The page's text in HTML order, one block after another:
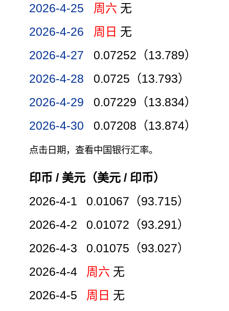
2026-4-25 周六 无
2026-4-26
周日 无
2026-4-27
0.07252（13.789）
2026-4-28
0.0725（13.793）
2026-4-29
0.07229（13.834）
2026-4-30
0.07208（13.874）
点击日期，查看中国银行汇率。
印币 / 美元（美元 / 印币）
2026-4-1 0.01067（93.715）
2026-4-2 0.01072（93.291）
2026-4-3 0.01075（93.027）
2026-4-4 周六 无
2026-4-5 周日 无